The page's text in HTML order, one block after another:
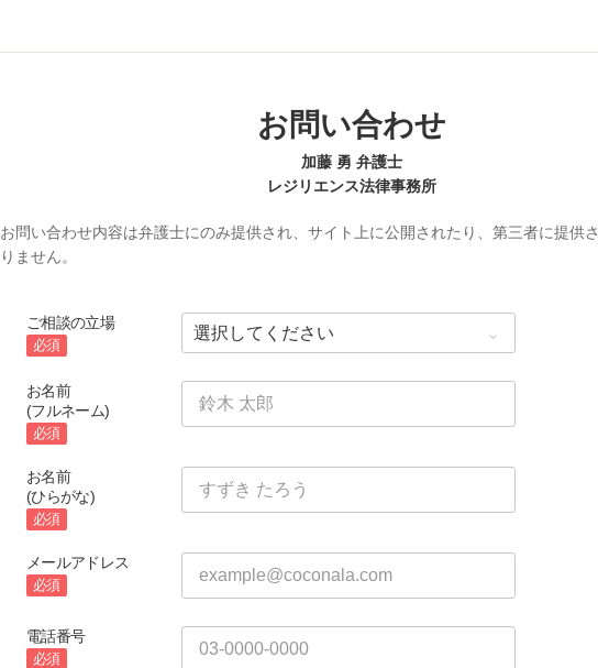
お問い合わせ
加藤 勇 弁護士
レジリエンス法律事務所
お問い合わせ内容は弁護士にのみ提供され、サイト上に公開されたり、第三者に提供
りません。
ご相談の立場
必須
お名前
(フルネーム)
必須
お名前
(ひらがな)
必須
メールアドレス
必須
電話番号
必須